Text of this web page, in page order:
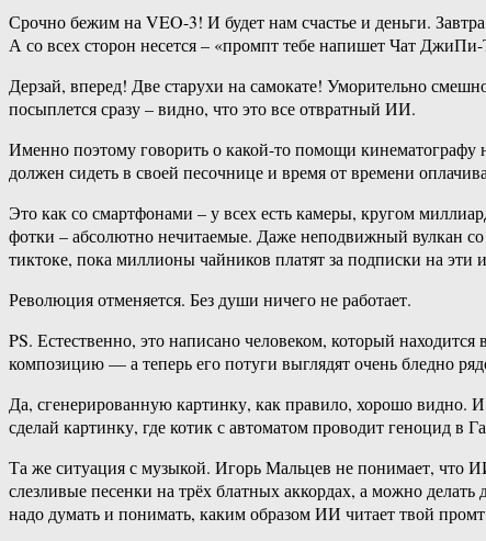
Срочно бежим на VEO-3! И будет нам счастье и деньги.
А со всех сторон несется – «промпт тебе напишет Чат
Дерзай, вперед! Две старухи на самокате! Уморительно
посыплется сразу – видно, что это все отвратный ИИ.
Именно поэтому говорить о какой-то помощи кинематографу
должен сидеть в своей песочнице и время от времени
Это как со смартфонами – у всех есть камеры, кругом
фотки – абсолютно нечитаемые. Даже неподвижный вулкан
тиктоке, пока миллионы чайников платят за подписки на эти
Революция отменяется. Без души ничего не работает.
PS. Естественно, это написано человеком, который
композицию — а теперь его потуги выглядят очень бледно
Да, сгенерированную картинку, как правило, хорошо видно.
сделай картинку, где котик с автоматом проводит геноцид в
Та же ситуация с музыкой. Игорь Мальцев не понимает, что
слезливые песенки на трёх блатных аккордах, а можно
надо думать и понимать, каким образом ИИ читает твой